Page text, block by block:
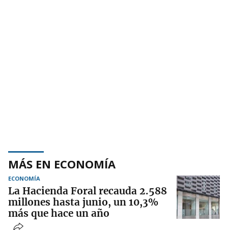
MÁS EN ECONOMÍA
ECONOMÍA
La Hacienda Foral recauda 2.588
millones hasta junio, un 10,3%
más que hace un año